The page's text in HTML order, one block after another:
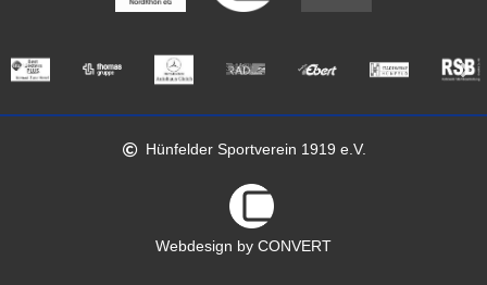
Hünfelder Sportverein 1919 e.V.
Webdesign by CONVERT